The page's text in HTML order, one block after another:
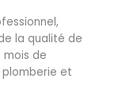
la qualité de
de
et